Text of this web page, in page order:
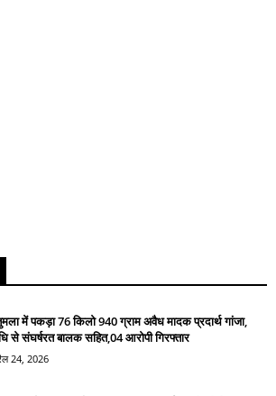
में पकड़ा 76 किलो 940 ग्राम अवैध मादक प्रदार्थ गांजा,
से संघर्षरत बालक सहित,04 आरोपी गिरफ्तार
24, 2026